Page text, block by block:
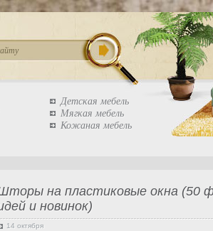
Детская мебель
Мягкая мебель
Кожаная мебель
на пластиковые окна (50
и новинок)
14 октября